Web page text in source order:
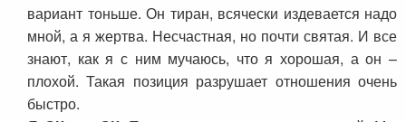
вариант тоньше. Он тиран, всячески издевается надо
мной, а я жертва. Несчастная, но почти святая. И все
знают, как я с ним мучаюсь, что я хорошая, а он –
плохой. Такая позиция разрушает отношения очень
быстро.